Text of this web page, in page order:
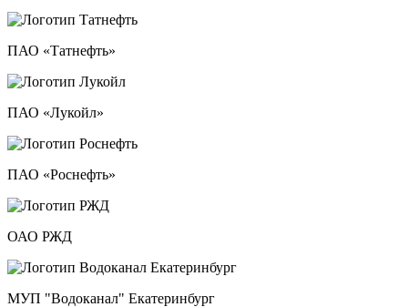
ПАО «Татнефть»
ПАО «Лукойл»
ПАО «Роснефть»
ОАО РЖД
МУП "Водоканал" Екатеринбург